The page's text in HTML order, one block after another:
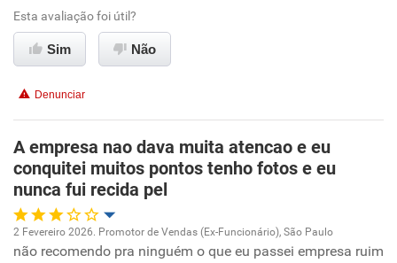
Ambiente de trabalho
Benefícios
Recomenda esta empresa
Recomenda a diretoria
Esta avaliação foi útil?
Sim Não
Denunciar
A empresa nao dava muita atencao e eu
conquitei muitos pontos tenho fotos e eu
nunca fui recida pel
Oportunidade de promoção
2 Fevereiro 2026. Promotor de Vendas (Ex-Funcionário), São Paulo
não recomendo pra ninguém o que eu passei empresa ruim